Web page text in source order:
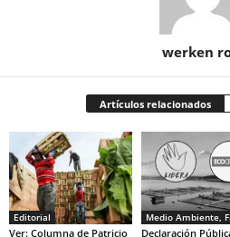
werken
Artículos relacionados
Editorial
Ver: Columna de Patricio
Declaración